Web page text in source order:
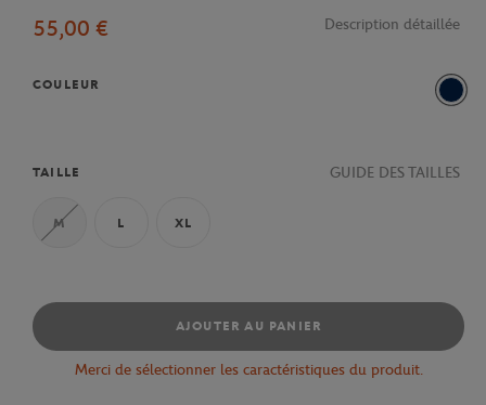
55,00 €
Description détaillée
COULEUR
TAILLE GUIDE DES TAILLES
M L XL
AJOUTER AU PANIER
Merci de sélectionner les caractéristiques du produit.